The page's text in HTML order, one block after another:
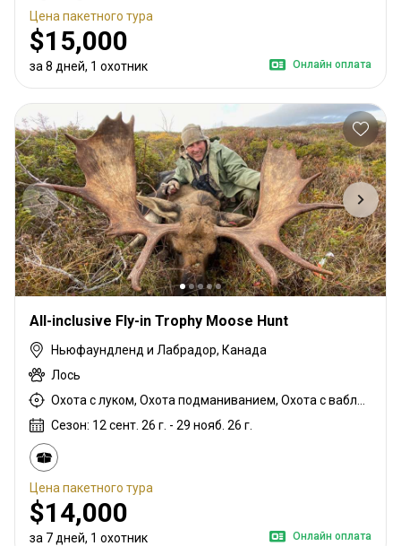
Цена пакетного тура
$15,000
за 8 дней, 1 охотник Онлайн оплата
All-inclusive Fly-in Trophy Moose Hunt
Ньюфаундленд и Лабрадор, Канада
Лось
Сезон: 12 сент. 26 г. - 29 нояб. 26 г.
Цена пакетного тура
$14,000
за 7 дней, 1 охотник Онлайн оплата